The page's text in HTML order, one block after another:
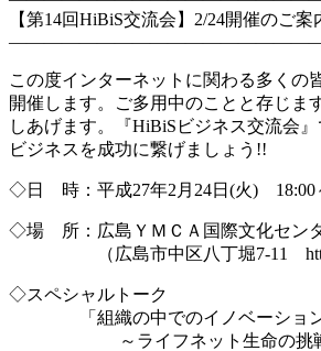
【第14回HiBiS交流会】2/24開催のご
この度インターネットに関わる多くの
開催します。ご多用中のことと存じま
しあげます。『HiBiSビジネス交流会
ビジネスを成功に繋げましょう!!
◇日 時：平成27年2月24日(火) 18:00～
◇場 所：広島ＹＭＣＡ国際文化セン
（広島市中区八丁堀7-11 http://
◇スペシャルトーク
「組織の中でのイノベーション
～ライフネット生命の挑戦